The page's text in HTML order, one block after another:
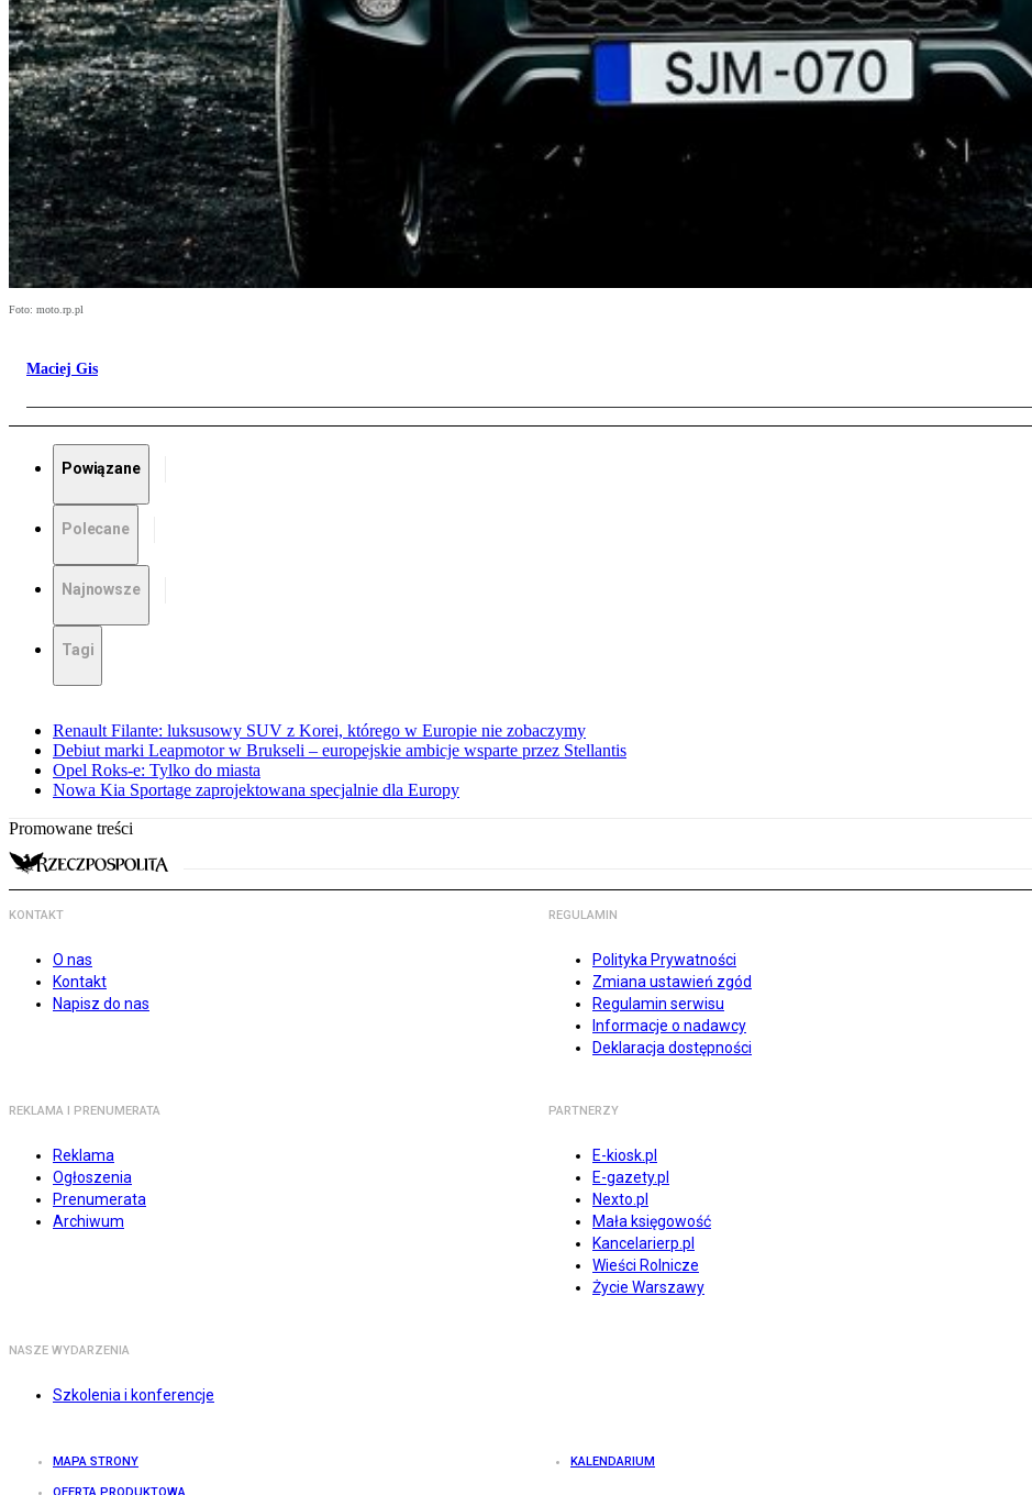
Foto: moto.rp.pl
Maciej Gis
Powiązane
Polecane
Najnowsze
Tagi
Renault Filante: luksusowy SUV z Korei, którego w Europie nie zobaczymy
Debiut marki Leapmotor w Brukseli – europejskie ambicje wsparte przez Stellantis
Opel Roks-e: Tylko do miasta
Nowa Kia Sportage zaprojektowana specjalnie dla Europy
Promowane treści
KONTAKT
O nas
Kontakt
Napisz do nas
REGULAMIN
Polityka Prywatności
Zmiana ustawień zgód
Regulamin serwisu
Informacje o nadawcy
Deklaracja dostępności
REKLAMA I PRENUMERATA
Reklama
Ogłoszenia
Prenumerata
Archiwum
PARTNERZY
E-kiosk.pl
E-gazety.pl
Nexto.pl
Mała księgowość
Kancelarierp.pl
Wieści Rolnicze
Życie Warszawy
NASZE WYDARZENIA
Szkolenia i konferencje
MAPA STRONY KALENDARIUM